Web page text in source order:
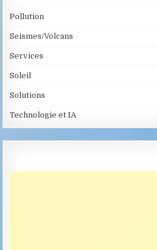
Pollution
Seismes/Volcans
Services
Soleil
Solutions
Technologie et IA